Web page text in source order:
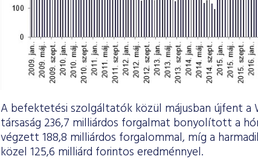
A befektetési szolgáltatók közül májusban újfent a
társaság 236,7 milliárdos forgalmat bonyolított a
végzett 188,8 milliárdos forgalommal, míg a
közel 125,6 milliárd forintos eredménnyel.